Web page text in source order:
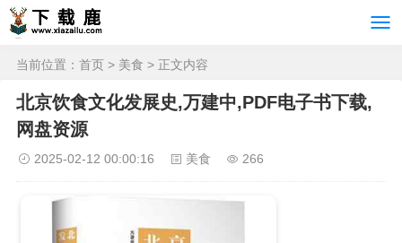
当前位置： 首页 > 美食 > 正文内容
北京饮食文化发展史,万建中,PDF电子书下载,
网盘资源
2025-02-12 00:00:16 美食 266